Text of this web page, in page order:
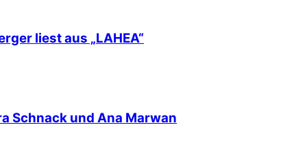
liest aus „LAHEA“
Schnack und Ana Marwan